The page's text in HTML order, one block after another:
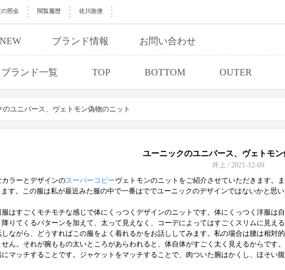
照会 閲覧履歴 佐川急便
NEW ブランド情報 お問い合わせ
ブランド一覧 TOP BOTTOM OUTER
のユニバース、ヴェトモン偽物のニット
ユーニックのユニバース、ヴェトモン
井上 / 2021-12-09
ラーとデザインのスーパーコピーヴェトモンのニットをご紹介させていただきます。
す。この服は私が最近みた服の中で一番はででユーニックのデザインではないかと
はすごくモチモチな感じで体にくっつくデザインのニットです。体にくっつく洋服
りてくるパターンを加えて、太って見えなく、コーデによってはすごくスリムに見える
ながら、どうすればこの服をよく着れるかをお話ししてみます。私の場合は腰は相
ん。それが腕ももの太いところがあらわれると、体自体がすごく太く見えるからで
マッチすることです。ジャケットをマッチすることで、肉ついた腕はかくし、ほそ